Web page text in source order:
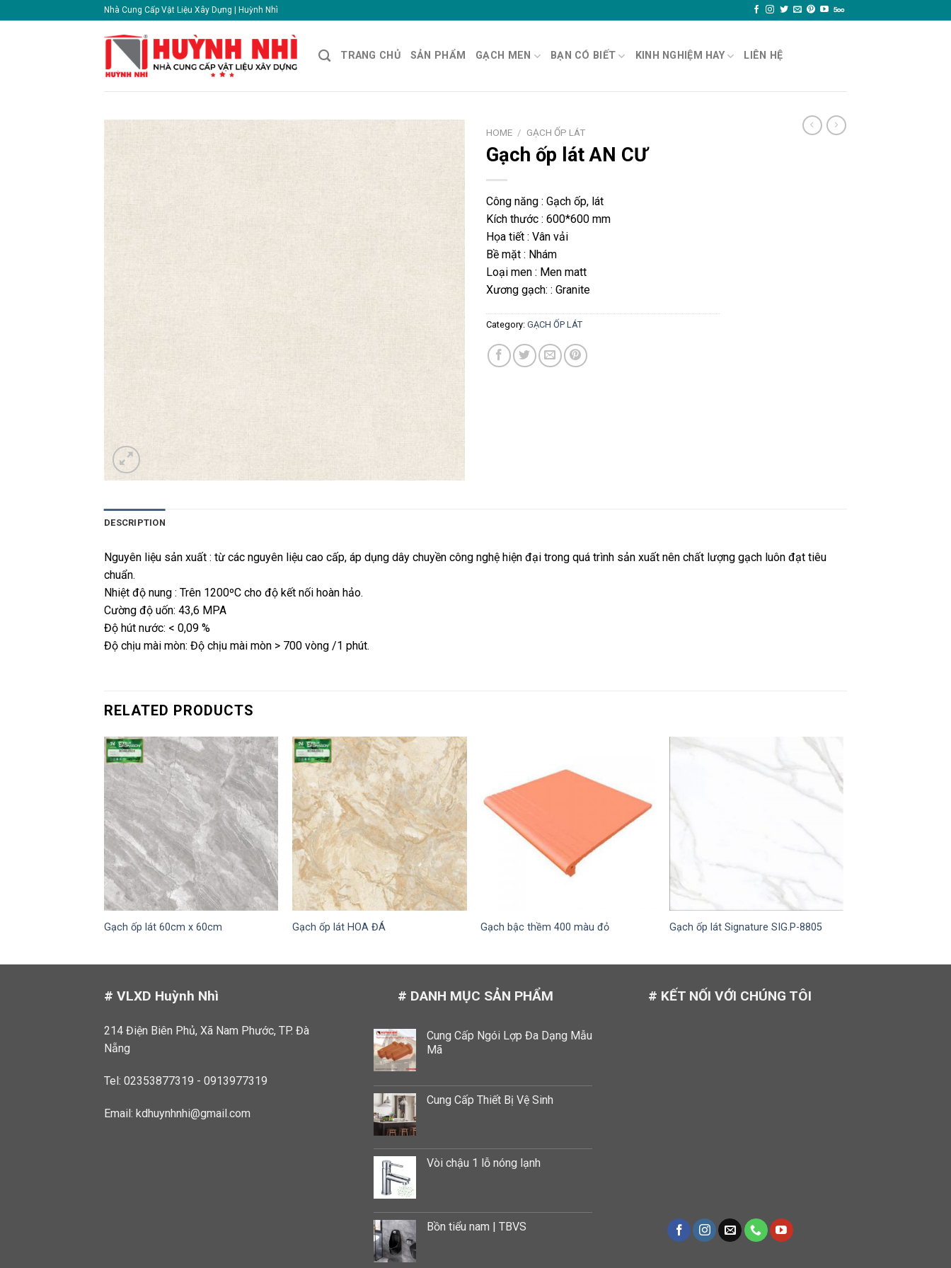
Nhà Cung Cấp Vật Liệu Xây Dựng | Huỳnh Nhì
TRANG CHỦ SẢN PHẨM GẠCH MEN BẠN CÓ BIẾT KINH NGHIỆM HAY LIÊN HỆ
HOME / GẠCH ỐP LÁT
Gạch ốp lát AN CƯ
Công năng : Gạch ốp, lát
Kích thước : 600*600 mm
Họa tiết : Vân vải
Bề mặt : Nhám
Loại men : Men matt
Xương gạch: : Granite
Category: GẠCH ỐP LÁT
DESCRIPTION
Nguyên liệu sản xuất : từ các nguyên liệu cao cấp, áp dụng dây chuyền công nghệ hiện đại trong quá trình sản xuất nên chất lượng gạch luôn đạt tiêu
chuẩn.
Nhiệt độ nung : Trên 1200ºC cho độ kết nối hoàn hảo.
Cường độ uốn: 43,6 MPA
Độ hút nước: < 0,09 %
Độ chịu mài mòn: Độ chịu mài mòn > 700 vòng /1 phút.
RELATED PRODUCTS
Gạch ốp lát 60cm x 60cm Gạch ốp lát HOA ĐÁ Gạch bậc thềm 400 màu đỏ Gạch ốp lát Signature SIG.P-8805
# VLXD Huỳnh Nhì
214 Điện Biên Phủ, Xã Nam Phước, TP. Đà
Nẵng
Tel: 02353877319 - 0913977319
Email: kdhuynhnhi@gmail.com
# DANH MỤC SẢN PHẨM
Cung Cấp Ngói Lợp Đa Dạng Mẫu
Mã
Cung Cấp Thiết Bị Vệ Sinh
Vòi chậu 1 lỗ nóng lạnh
Bồn tiểu nam | TBVS
# KẾT NỐI VỚI CHÚNG TÔI